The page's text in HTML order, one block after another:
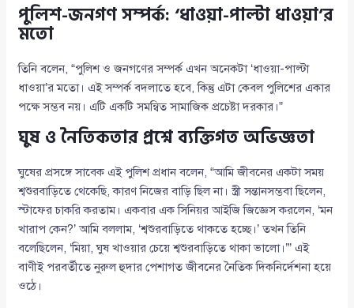
পুলিশ-জনগণ সম্পর্ক: ‘ধাওয়া-পাল্টা ধাওয়া’র
মতো
তিনি বলেন, “পুলিশ ও জনগণের সম্পর্ক এখন অনেকটা ‘ধাওয়া-পাল্টা
ধাওয়া’র মতো। এই সম্পর্ক বদলাতে হবে, কিন্তু এটা কেবল পুলিশের একার
পক্ষে সম্ভব নয়। এটি একটি সমন্বিত সামাজিক প্রচেষ্টা দরকার।”
ঘুষ ও নৈতিকতার প্রশ্নে ব্যক্তিগত অভিজ্ঞতা
ঘুষের প্রসঙ্গে সাবেক এই পুলিশ প্রধান বলেন, “আমি জীবনের একটা সময়
শ্বশুরবাড়িতে থেকেছি, কারণ নিজের বাড়ি ছিল না। স্ত্রী সন্তানসম্ভবা ছিলেন,
স্টাফের চাকরি করতাম। একবার এক সিনিয়র আইজি জিজ্ঞেস করলেন, ‘মন
খারাপ কেন?’ আমি বললাম, ‘শ্বশুরবাড়িতে থাকতে হচ্ছে।’ তখন তিনি
বলেছিলেন, ‘মিয়া, ঘুষ খাওয়ার চেয়ে শ্বশুরবাড়িতে থাকা ভালো।’” এই
বাণীই পরবর্তীতে নুরুল হুদার পেশাগত জীবনের নৈতিক দিকনির্দেশনা হয়ে
ওঠে।